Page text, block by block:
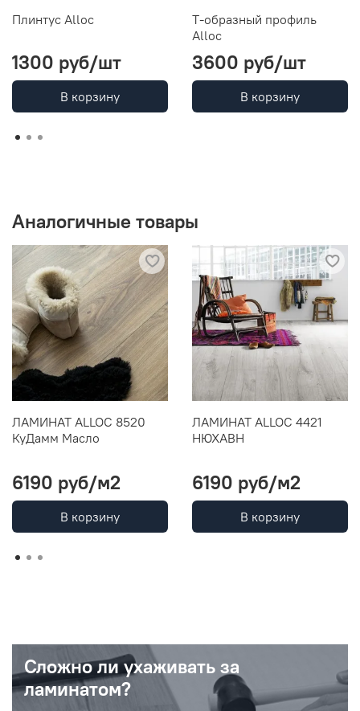
Плинтус Alloc
1300 руб/шт
В корзину
Т-образный профиль
Alloc
3600 руб/шт
В корзину
Аналогичные товары
ЛАМИНАТ ALLOC 8520
КуДамм Масло
6190 руб/м2
В корзину
ЛАМИНАТ ALLOC 4421
НЮХАВН
6190 руб/м2
В корзину
Сложно ли ухаживать за
ламинатом?